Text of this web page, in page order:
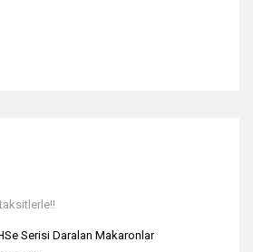
Serisi Daralan Makaronlar